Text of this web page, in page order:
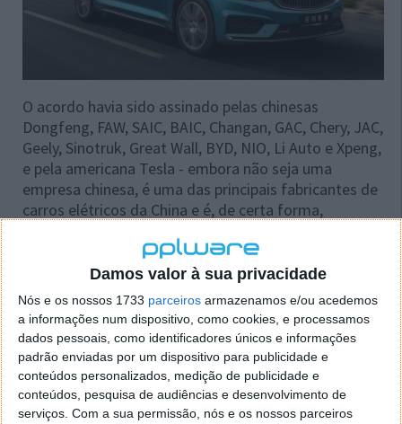
Damos valor à sua privacidade
Nós e os nossos 1733 parceiros armazenamos e/ou acedemos
a informações num dispositivo, como cookies, e processamos
dados pessoais, como identificadores únicos e informações
padrão enviadas por um dispositivo para publicidade e
conteúdos personalizados, medição de publicidade e
conteúdos, pesquisa de audiências e desenvolvimento de
serviços. Com a sua permissão, nós e os nossos parceiros
O acordo havia sido assinado pelas chinesas
Dongfeng, FAW, SAIC, BAIC, Changan, GAC, Chery, JAC,
Geely, Sinotruk, Great Wall, BYD, NIO, Li Auto e Xpeng,
e pela americana Tesla - embora não seja uma
empresa chinesa, é uma das principais fabricantes de
carros elétricos da China e é, de certa forma,
Este artigo tem mais de um ano
Fonte: Reuters
Neste artigo: acordo,carros elétricos ,China,Tesla